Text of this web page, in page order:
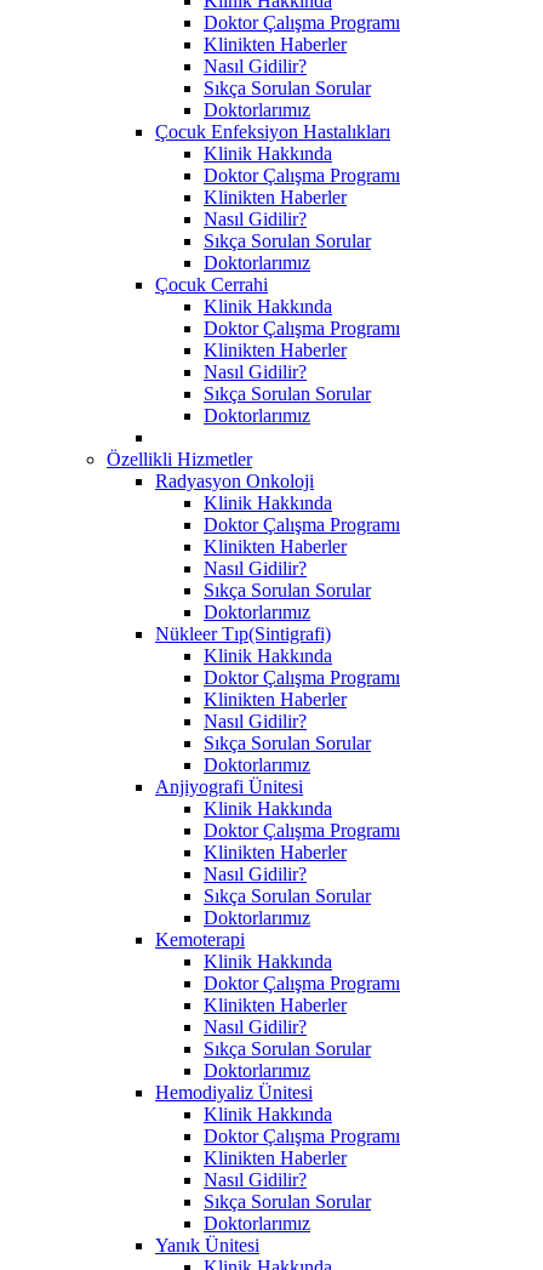
Doktor Çalışma Programı
Klinikten Haberler
Nasıl Gidilir?
Sıkça Sorulan Sorular
Doktorlarımız
Çocuk Enfeksiyon Hastalıkları
Klinik Hakkında
Doktor Çalışma Programı
Klinikten Haberler
Nasıl Gidilir?
Sıkça Sorulan Sorular
Doktorlarımız
Çocuk Cerrahi
Klinik Hakkında
Doktor Çalışma Programı
Klinikten Haberler
Nasıl Gidilir?
Sıkça Sorulan Sorular
Doktorlarımız
Özellikli Hizmetler
Radyasyon Onkoloji
Klinik Hakkında
Doktor Çalışma Programı
Klinikten Haberler
Nasıl Gidilir?
Sıkça Sorulan Sorular
Doktorlarımız
Nükleer Tıp(Sintigrafi)
Klinik Hakkında
Doktor Çalışma Programı
Klinikten Haberler
Nasıl Gidilir?
Sıkça Sorulan Sorular
Doktorlarımız
Anjiyografi Ünitesi
Klinik Hakkında
Doktor Çalışma Programı
Klinikten Haberler
Nasıl Gidilir?
Sıkça Sorulan Sorular
Doktorlarımız
Kemoterapi
Klinik Hakkında
Doktor Çalışma Programı
Klinikten Haberler
Nasıl Gidilir?
Sıkça Sorulan Sorular
Doktorlarımız
Hemodiyaliz Ünitesi
Klinik Hakkında
Doktor Çalışma Programı
Klinikten Haberler
Nasıl Gidilir?
Sıkça Sorulan Sorular
Doktorlarımız
Yanık Ünitesi